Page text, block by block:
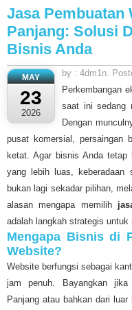
Jasa Pembuatan
Panjang: Solusi
Bisnis Anda
MAY
23
2026
by : 4dm1n.
Perkembangan
saat ini sedang
Dengan
pusat komersial, persaingan
ketat. Agar bisnis Anda tetap
yang lebih luas, keberadaan
bukan lagi sekadar pilihan,
alasan mengapa memilih
adalah langkah strategis untuk
Mengapa Bisnis di
Website?
Website berfungsi sebagai
jam penuh. Bayangkan
Panjang atau bahkan dari